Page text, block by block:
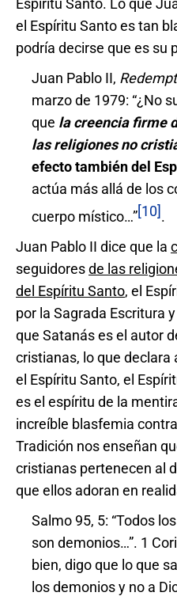
el Espíritu Santo es tan
podría decirse que es su
Juan Pablo II,
marzo de 1979: “¿No
que la creencia firme
las religiones no
efecto también del
actúa más allá de los
cuerpo místico…”[10].
Juan Pablo II dice que la
seguidoresde las
del Espíritu Santo, el
por la Sagrada Escritura
que Satanás es el autor
cristianas, lo que declara
el Espíritu Santo, el
es el espíritu de la
increíble blasfemia
Tradición nos enseñan
cristianas pertenecen al
que ellos adoran en
Salmo 95, 5: “Todos
son demonios…”. 1
bien, digo que lo que
los demonios y no a